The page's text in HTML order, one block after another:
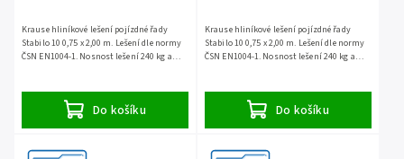
Do košíku
Krause hliníkové lešení pojízdné řady
Stabilo 10 0,75 x 2,00 m. Lešení dle normy
ČSN EN1004-1. Nosnost lešení 240 kg a
Do košíku
Krause hliníkové lešení pojízdné řady
Stabilo 10 0,75 x 2,00 m. Lešení dle normy
ČSN EN1004-1. Nosnost lešení 240 kg a